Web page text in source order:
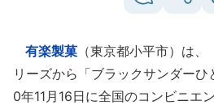
有楽製菓 （東京都小平市）は
リーズから「ブラックサンダー
0年11月16日に全国のコンビニエ